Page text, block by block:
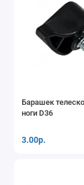
Барашек
ноги D36
3.00р.